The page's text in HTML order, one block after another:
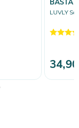
BASTA
LUVLY